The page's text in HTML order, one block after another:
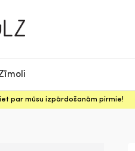
par mūsu izpārdošanām pirmie!